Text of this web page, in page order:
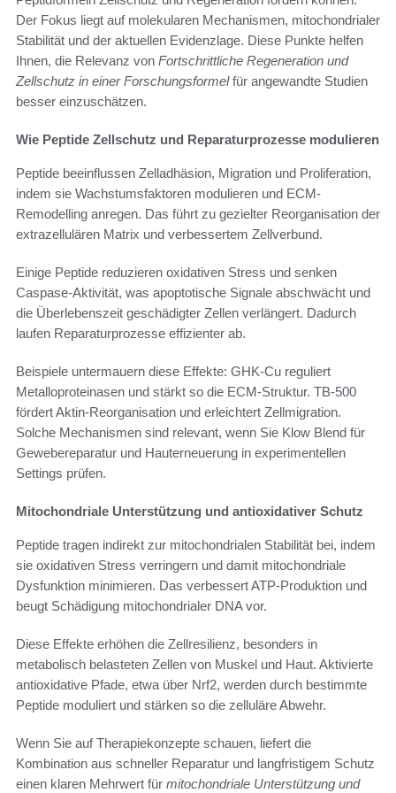
Der Fokus liegt auf molekularen Mechanismen, mitochondrialer
Stabilität und der aktuellen Evidenzlage. Diese Punkte helfen
Ihnen, die Relevanz von Fortschrittliche Regeneration und
Zellschutz in einer Forschungsformelfür angewandte Studien
besser einzuschätzen.
Wie Peptide Zellschutz und Reparaturprozesse modulieren
Peptide beeinflussen Zelladhäsion, Migration und Proliferation,
indem sie Wachstumsfaktoren modulieren und ECM-
Remodelling anregen. Das führt zu gezielter Reorganisation der
extrazellulären Matrix und verbessertem Zellverbund.
Einige Peptide reduzieren oxidativen Stress und senken
Caspase-Aktivität, was apoptotische Signale abschwächt und
die Überlebenszeit geschädigter Zellen verlängert. Dadurch
laufen Reparaturprozesse effizienter ab.
Beispiele untermauern diese Effekte: GHK-Cu reguliert
Metalloproteinasen und stärkt so die ECM-Struktur. TB-500
fördert Aktin-Reorganisation und erleichtert Zellmigration.
Solche Mechanismen sind relevant, wenn Sie Klow Blend für
Gewebereparatur und Hauterneuerung in experimentellen
Settings prüfen.
Mitochondriale Unterstützung und antioxidativer Schutz
Peptide tragen indirekt zur mitochondrialen Stabilität bei, indem
sie oxidativen Stress verringern und damit mitochondriale
Dysfunktion minimieren. Das verbessert ATP-Produktion und
beugt Schädigung mitochondrialer DNA vor.
Diese Effekte erhöhen die Zellresilienz, besonders in
metabolisch belasteten Zellen von Muskel und Haut. Aktivierte
antioxidative Pfade, etwa über Nrf2, werden durch bestimmte
Peptide moduliert und stärken so die zelluläre Abwehr.
Wenn Sie auf Therapiekonzepte schauen, liefert die
Kombination aus schneller Reparatur und langfristigem Schutz
einen klaren Mehrwert für mitochondriale Unterstützung und